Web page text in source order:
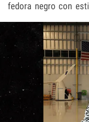
fedora negro con